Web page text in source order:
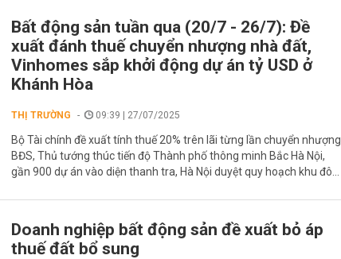
Bất động sản tuần qua (20/7 - 26/7): Đề
xuất đánh thuế chuyển nhượng nhà đất,
Vinhomes sắp khởi động dự án tỷ USD ở
Khánh Hòa
THỊ TRƯỜNG 09:39 | 27/07/2025
Bộ Tài chính đề xuất tính thuế 20% trên lãi từng lần chuyển nhượng
BĐS, Thủ tướng thúc tiến độ Thành phố thông minh Bắc Hà Nội,
gần 900 dự án vào diện thanh tra, Hà Nội duyệt quy hoạch khu đô...
Doanh nghiệp bất động sản đề xuất bỏ áp
thuế đất bổ sung